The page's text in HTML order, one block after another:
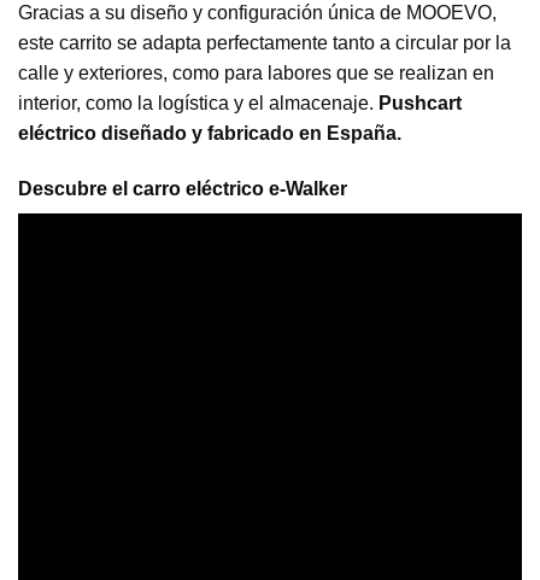
Gracias a su diseño y configuración única de MOOEVO,
este carrito se adapta perfectamente tanto a circular por la
calle y exteriores, como para labores que se realizan en
interior, como la logística y el almacenaje. Pushcart
eléctrico diseñado y fabricado en España.
Descubre el carro eléctrico e-Walker